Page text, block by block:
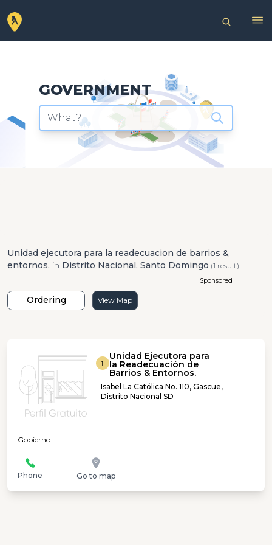
GOVERNMENT
What?
Unidad ejecutora para la readecuacion de barrios &
entornos. in Distrito Nacional, Santo Domingo (1 result)
Ordering View Map
Sponsored
1
Unidad Ejecutora para
la Readecuación de
Barrios & Entornos.
Isabel La Católica No. 110, Gascue,
Distrito Nacional SD
Gobierno
Phone Go to map